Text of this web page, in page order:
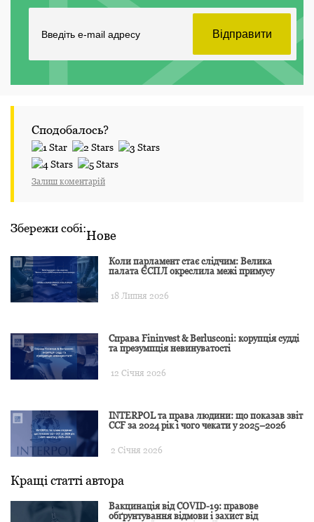
Сподобалось?
Залиш коментарій
Збережи собі:Нове
Коли парламент стає слідчим: Велика
палата ЄСПЛ окреслила межі примусу
18 Липня 2026
Справа Fininvest & Berlusconi: корупція судді
та презумпція невинуватості
12 Січня 2026
INTERPOL та права людини: що показав звіт
CCF за 2024 рік і чого чекати у 2025–2026
2 Січня 2026
Кращі статті автора
Вакцинація від COVID-19: правове
обґрунтування відмови і захист від